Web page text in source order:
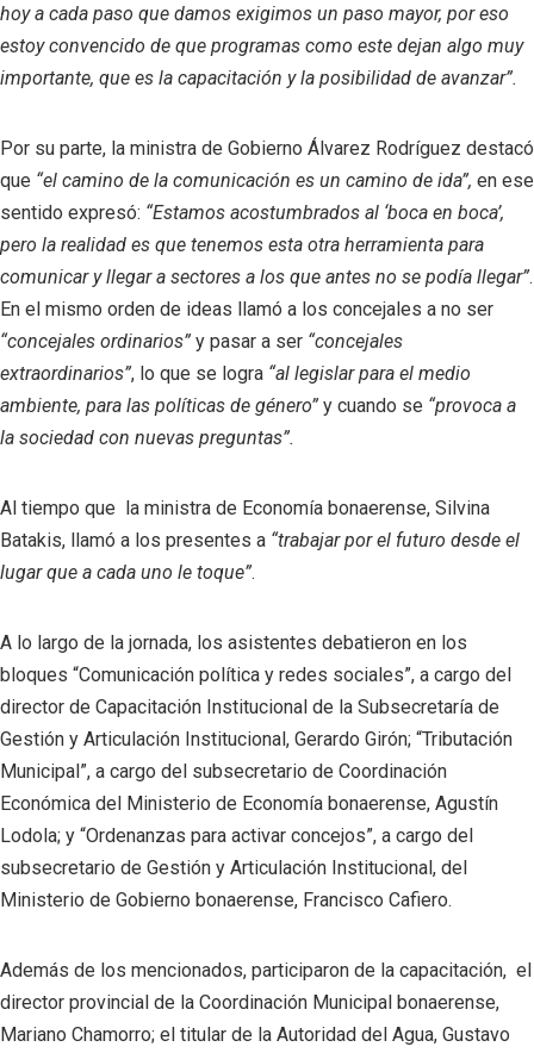
hoy a cada paso que damos exigimos un paso mayor, por eso
estoy convencido de que programas como este dejan algo muy
importante, que es la capacitación y la posibilidad de avanzar”.
Por su parte, la ministra de Gobierno Álvarez Rodríguez destacó
que “el camino de la comunicación es un camino de ida”, en ese
sentido expresó: “Estamos acostumbrados al ‘boca en boca’,
pero la realidad es que tenemos esta otra herramienta para
comunicar y llegar a sectores a los que antes no se podía llegar”.
En el mismo orden de ideas llamó a los concejales a no ser
“concejales ordinarios” y pasar a ser “concejales
extraordinarios”, lo que se logra “al legislar para el medio
ambiente, para las políticas de género” y cuando se “provoca a
la sociedad con nuevas preguntas”.
Al tiempo que la ministra de Economía bonaerense, Silvina
Batakis, llamó a los presentes a “trabajar por el futuro desde el
lugar que a cada uno le toque”.
A lo largo de la jornada, los asistentes debatieron en los
bloques “Comunicación política y redes sociales”, a cargo del
director de Capacitación Institucional de la Subsecretaría de
Gestión y Articulación Institucional, Gerardo Girón; “Tributación
Municipal”, a cargo del subsecretario de Coordinación
Económica del Ministerio de Economía bonaerense, Agustín
Lodola; y “Ordenanzas para activar concejos”, a cargo del
subsecretario de Gestión y Articulación Institucional, del
Ministerio de Gobierno bonaerense, Francisco Cafiero.
Además de los mencionados, participaron de la capacitación, el
director provincial de la Coordinación Municipal bonaerense,
Mariano Chamorro; el titular de la Autoridad del Agua, Gustavo